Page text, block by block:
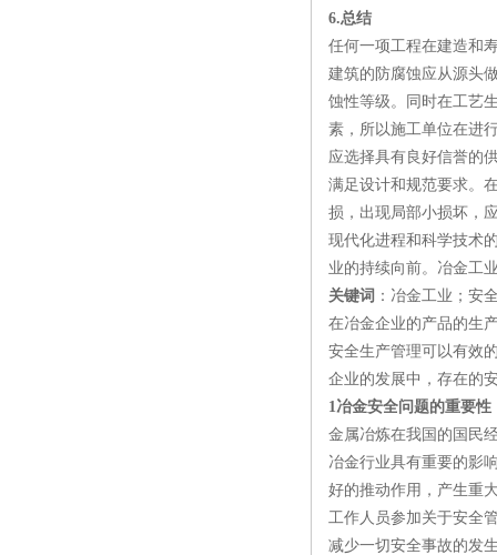
6.总结
任何一项工程在建造和
建筑的防腐蚀应从源头
蚀性等级。同时在工艺
素，所以施工单位在进
应选择具有良好信誉的
满足设计和规范要求。
损，出现局部小损坏，
现代化进程和科学技术
业的持续向前。冶金工
关键词 ：冶金工业；安
在冶金企业的产品的生
安全生产管理可以有效
企业的发展中，存在的
1冶金安全问题的重要性
金属冶炼在我国的国民
冶金行业具有重要的影
好的推动作用，产生重
工作人员参加关于安全
减少一切安全事故的发